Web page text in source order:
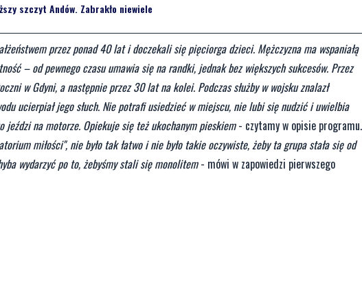
szczyt Andów. Zabrakło niewiele
przez ponad 40 lat i doczekali się pięciorga dzieci. Mężczyzna ma wspaniałą
– od pewnego czasu umawia się na randki, jednak bez większych sukcesów. Przez
w Gdyni, a następnie przez 30 lat na kolei. Podczas służby w wojsku znalazł
ucierpiał jego słuch. Nie potrafi usiedzieć w miejscu, nie lubi się nudzić i uwielbia
jeździ na motorze. Opiekuje się też ukochanym pieskiem- czytamy w opisie programu.
miłości", nie było tak łatwo i nie było takie oczywiste, żeby ta grupa stała się od
wydarzyć po to, żebyśmy stali się monolitem- mówi w zapowiedzi pierwszego